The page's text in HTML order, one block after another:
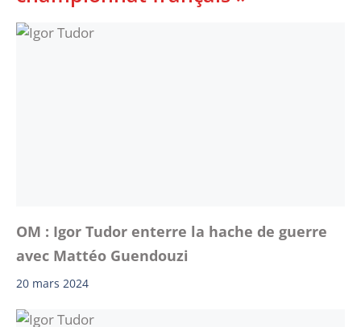
OM : Igor Tudor enterre la hache de guerre
avec Mattéo Guendouzi
20 mars 2024